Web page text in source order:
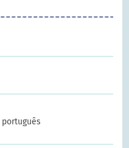
português